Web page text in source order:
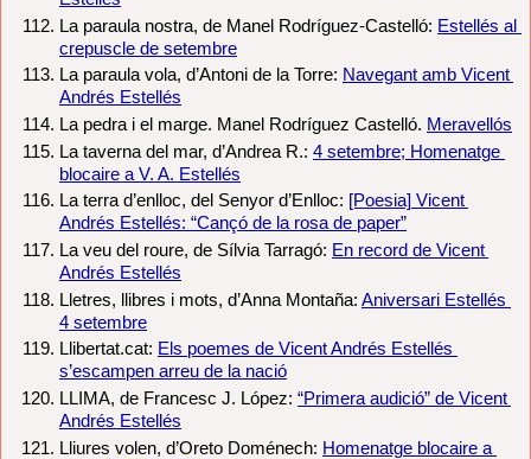
La paraula nostra, de Manel Rodríguez-Castelló: Estellés al
crepuscle de setembre
La paraula vola, d’Antoni de la Torre: Navegant amb Vicent
Andrés Estellés
La pedra i el marge. Manel Rodríguez Castelló. Meravellós
La taverna del mar, d’Andrea R.: 4 setembre; Homenatge
blocaire a V. A. Estellés
La terra d’enlloc, del Senyor d’Enlloc: [Poesia] Vicent
Andrés Estellés: “Cançó de la rosa de paper”
La veu del roure, de Sílvia Tarragó: En record de Vicent
Andrés Estellés
Lletres, llibres i mots, d’Anna Montaña: Aniversari Estellés
4 setembre
Llibertat.cat: Els poemes de Vicent Andrés Estellés
s’escampen arreu de la nació
LLIMA, de Francesc J. López: “Primera audició” de Vicent
Andrés Estellés
Lliures volen, d’Oreto Doménech: Homenatge blocaire a